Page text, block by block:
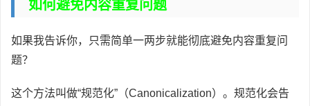
如何避免内容重复问题
如果我告诉你，只需简单一两步就能彻底避免内容重复问
题？
这个方法叫做“规范化”（Canonicalization）。规范化会告